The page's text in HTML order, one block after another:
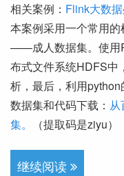
相关案例： Flink大数
本案例采用一个常用
——成人数据集。使用
布式文件系统HDFS中
析，最后，利用python
数据集和代码下载： 从
集。
（提取码是ziyu）
继续阅读